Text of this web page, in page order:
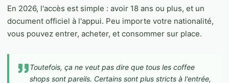
En 2026, l'accès est simple : avoir 18 ans ou plus, et un
document officiel à l'appui. Peu importe votre nationalité,
vous pouvez entrer, acheter, et consommer sur place.
Toutefois, ça ne veut pas dire que tous les coffee
shops sont pareils. Certains sont plus stricts à l'entrée,